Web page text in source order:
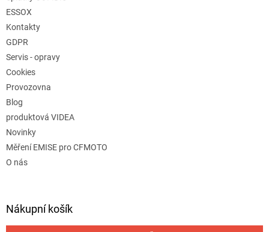
ESSOX
Kontakty
GDPR
Servis - opravy
Cookies
Provozovna
Blog
produktová VIDEA
Novinky
Měření EMISE pro CFMOTO
O nás
Nákupní košík